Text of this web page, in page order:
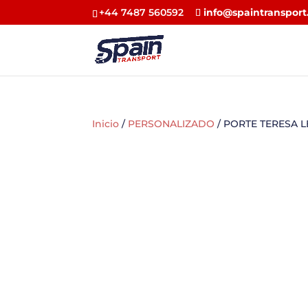
+44 7487 560592
Inicio / PERSONALIZADO / PORTE TERESA